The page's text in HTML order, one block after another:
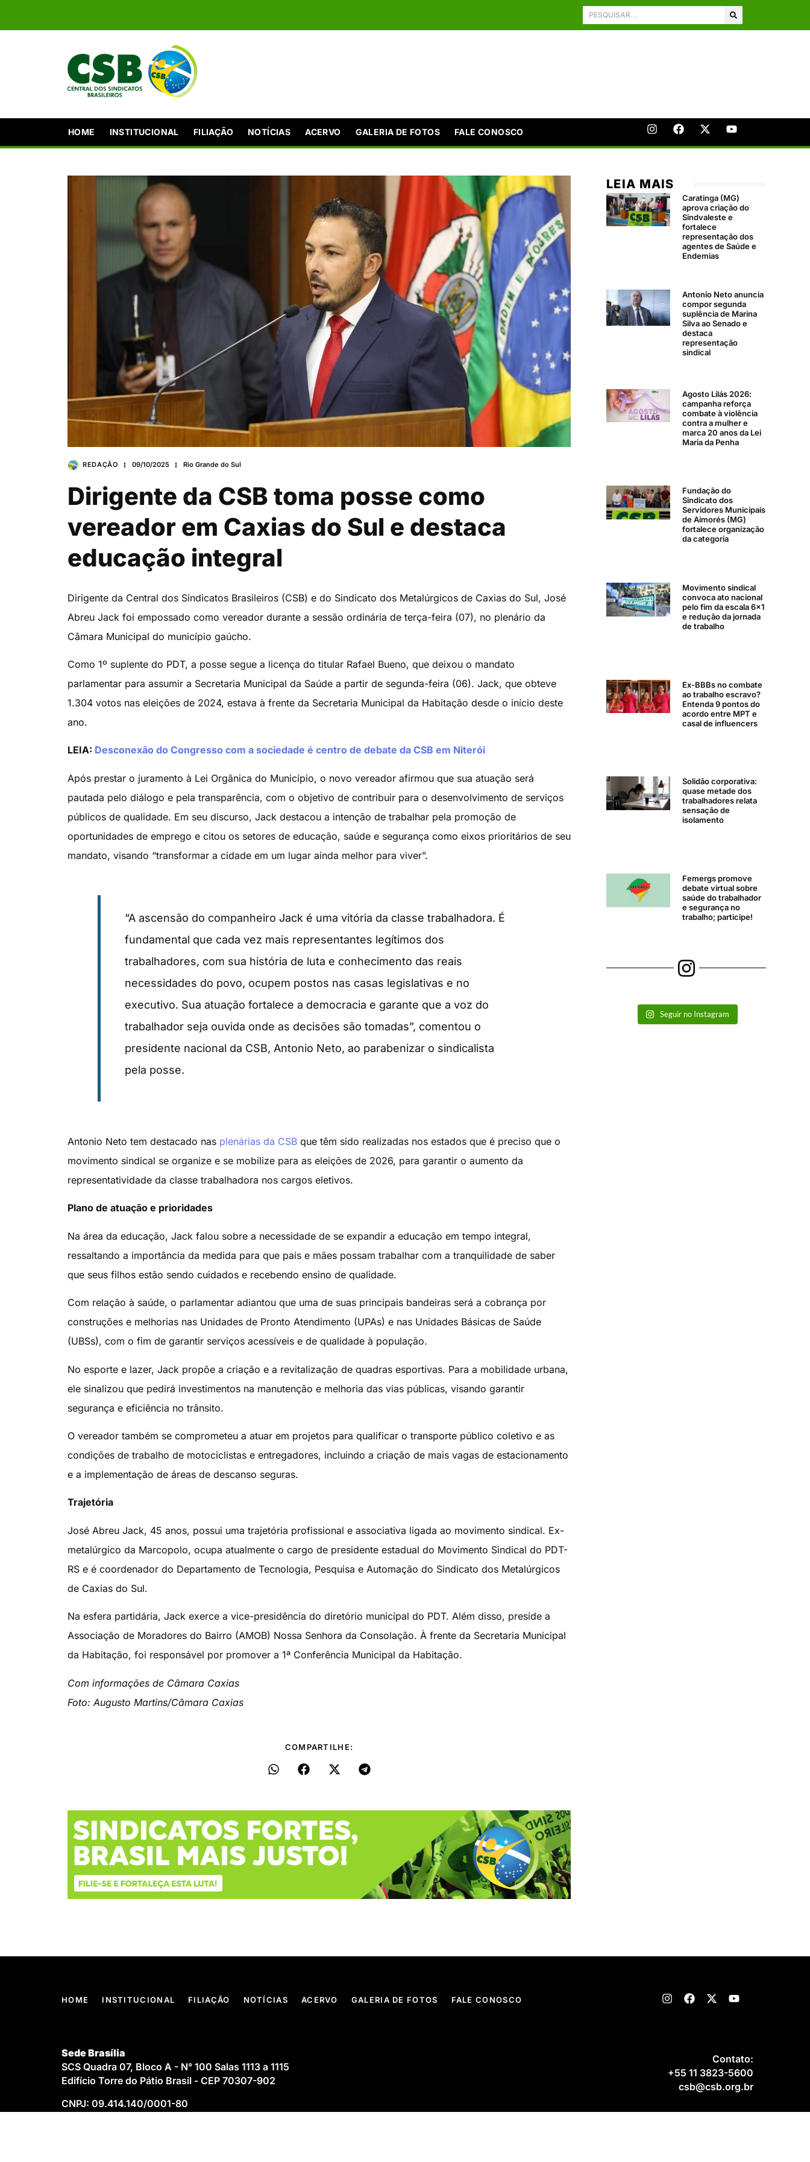
HOME INSTITUCIONAL FILIAÇÃO NOTÍCIAS ACERVO GALERIA DE FOTOS FALE CONOSCO
REDAÇÃO 09/10/2025 Rio Grande do Sul
Dirigente da CSB toma posse como
vereador em Caxias do Sul e destaca
educação integral
Dirigente da Central dos Sindicatos Brasileiros (CSB) e do Sindicato dos Metalúrgicos de Caxias do Sul, José
Abreu Jack foi empossado como vereador durante a sessão ordinária de terça-feira (07), no plenário da
Câmara Municipal do município gaúcho.
Como 1º suplente do PDT, a posse segue a licença do titular Rafael Bueno, que deixou o mandato
parlamentar para assumir a Secretaria Municipal da Saúde a partir de segunda-feira (06). Jack, que obteve
1.304 votos nas eleições de 2024, estava à frente da Secretaria Municipal da Habitação desde o início deste
ano.
LEIA: Desconexão do Congresso com a sociedade é centro de debate da CSB em Niterói
Após prestar o juramento à Lei Orgânica do Município, o novo vereador afirmou que sua atuação será
pautada pelo diálogo e pela transparência, com o objetivo de contribuir para o desenvolvimento de serviços
públicos de qualidade. Em seu discurso, Jack destacou a intenção de trabalhar pela promoção de
oportunidades de emprego e citou os setores de educação, saúde e segurança como eixos prioritários de seu
mandato, visando “transformar a cidade em um lugar ainda melhor para viver”.
“A ascensão do companheiro Jack é uma vitória da classe trabalhadora. É
fundamental que cada vez mais representantes legítimos dos
trabalhadores, com sua história de luta e conhecimento das reais
necessidades do povo, ocupem postos nas casas legislativas e no
executivo. Sua atuação fortalece a democracia e garante que a voz do
trabalhador seja ouvida onde as decisões são tomadas”, comentou o
presidente nacional da CSB, Antonio Neto, ao parabenizar o sindicalista
pela posse.
Antonio Neto tem destacado nas plenárias da CSB que têm sido realizadas nos estados que é preciso que o
movimento sindical se organize e se mobilize para as eleições de 2026, para garantir o aumento da
representatividade da classe trabalhadora nos cargos eletivos.
Plano de atuação e prioridades
Na área da educação, Jack falou sobre a necessidade de se expandir a educação em tempo integral,
ressaltando a importância da medida para que pais e mães possam trabalhar com a tranquilidade de saber
que seus filhos estão sendo cuidados e recebendo ensino de qualidade.
Com relação à saúde, o parlamentar adiantou que uma de suas principais bandeiras será a cobrança por
construções e melhorias nas Unidades de Pronto Atendimento (UPAs) e nas Unidades Básicas de Saúde
(UBSs), com o fim de garantir serviços acessíveis e de qualidade à população.
No esporte e lazer, Jack propõe a criação e a revitalização de quadras esportivas. Para a mobilidade urbana,
ele sinalizou que pedirá investimentos na manutenção e melhoria das vias públicas, visando garantir
segurança e eficiência no trânsito.
O vereador também se comprometeu a atuar em projetos para qualificar o transporte público coletivo e as
condições de trabalho de motociclistas e entregadores, incluindo a criação de mais vagas de estacionamento
e a implementação de áreas de descanso seguras.
Trajetória
José Abreu Jack, 45 anos, possui uma trajetória profissional e associativa ligada ao movimento sindical. Ex-
metalúrgico da Marcopolo, ocupa atualmente o cargo de presidente estadual do Movimento Sindical do PDT-
RS e é coordenador do Departamento de Tecnologia, Pesquisa e Automação do Sindicato dos Metalúrgicos
de Caxias do Sul.
Na esfera partidária, Jack exerce a vice-presidência do diretório municipal do PDT. Além disso, preside a
Associação de Moradores do Bairro (AMOB) Nossa Senhora da Consolação. À frente da Secretaria Municipal
da Habitação, foi responsável por promover a 1ª Conferência Municipal da Habitação.
Com informações de Câmara Caxias
Foto: Augusto Martins/Câmara Caxias
COMPARTILHE:
LEIA MAIS
Caratinga (MG)
aprova criação do
Sindvaleste e
fortalece
representação dos
agentes de Saúde e
Endemias
Antonio Neto anuncia
compor segunda
suplência de Marina
Silva ao Senado e
destaca
representação
sindical
Agosto Lilás 2026:
campanha reforça
combate à violência
contra a mulher e
marca 20 anos da Lei
Maria da Penha
Fundação do
Sindicato dos
Servidores Municipais
de Aimorés (MG)
fortalece organização
da categoria
Movimento sindical
convoca ato nacional
pelo fim da escala 6×1
e redução da jornada
de trabalho
Ex-BBBs no combate
ao trabalho escravo?
Entenda 9 pontos do
acordo entre MPT e
casal de influencers
Solidão corporativa:
quase metade dos
trabalhadores relata
sensação de
isolamento
Femergs promove
debate virtual sobre
saúde do trabalhador
e segurança no
trabalho; participe!
Seguir no Instagram
HOME INSTITUCIONAL FILIAÇÃO NOTÍCIAS ACERVO GALERIA DE FOTOS FALE CONOSCO
Sede Brasília
SCS Quadra 07, Bloco A - N° 100 Salas 1113 a 1115
Edifício Torre do Pátio Brasil - CEP 70307-902
CNPJ: 09.414.140/0001-80
Contato:
+55 11 3823-5600
csb@csb.org.br